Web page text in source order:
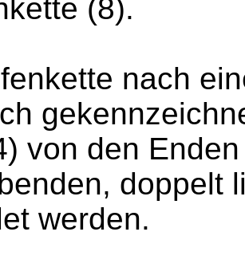
(8).
nach
von den
doppelt
werden.